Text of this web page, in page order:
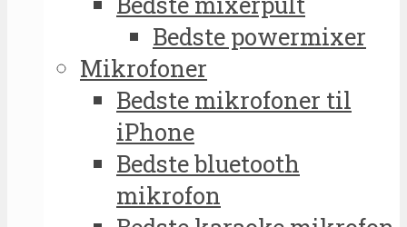
Bedste powermixer
Mikrofoner
Bedste mikrofoner til
iPhone
Bedste bluetooth
mikrofon